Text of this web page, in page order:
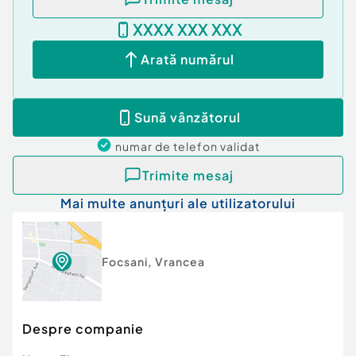
XXXX XXX XXX
Arată numărul
Sună vânzătorul
numar de telefon validat
Trimite mesaj
Mai multe anunțuri ale utilizatorului
Focsani, Vrancea
Despre companie